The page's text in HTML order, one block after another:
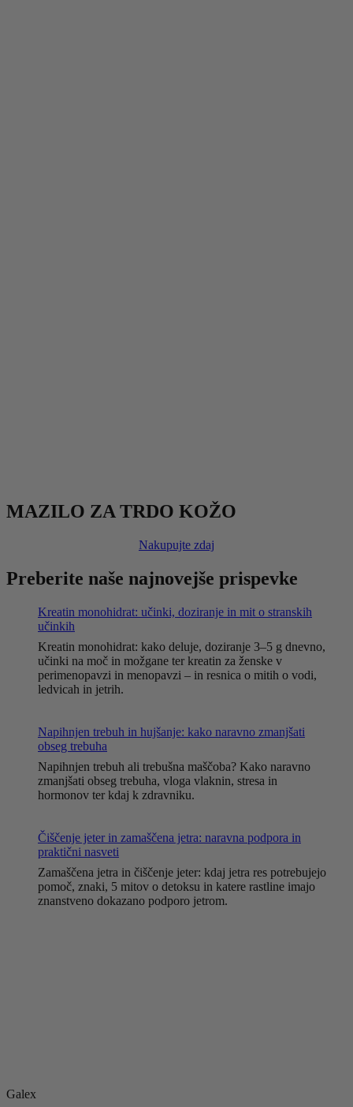
MAZILO ZA TRDO KOŽO
Nakupujte zdaj
Preberite naše najnovejše prispevke
Kreatin monohidrat: učinki, doziranje in mit o stranskih
učinkih
Kreatin monohidrat: kako deluje, doziranje 3–5 g dnevno,
učinki na moč in možgane ter kreatin za ženske v
perimenopavzi in menopavzi – in resnica o mitih o vodi,
ledvicah in jetrih.
Napihnjen trebuh in hujšanje: kako naravno zmanjšati
obseg trebuha
Napihnjen trebuh ali trebušna maščoba? Kako naravno
zmanjšati obseg trebuha, vloga vlaknin, stresa in
hormonov ter kdaj k zdravniku.
Čiščenje jeter in zamaščena jetra: naravna podpora in
praktični nasveti
Zamaščena jetra in čiščenje jeter: kdaj jetra res potrebujejo
pomoč, znaki, 5 mitov o detoksu in katere rastline imajo
znanstveno dokazano podporo jetrom.
Galex